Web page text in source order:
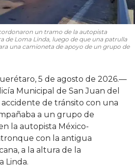
un tramo de la autopista
de Loma Linda, luego de que una patrulla
una camioneta de apoyo de un grupo de
5 de agosto de 2026.—
Municipal de San Juan del
de tránsito con una
a un grupo de
la autopista México-
con la antigua
a la altura de la
Linda.